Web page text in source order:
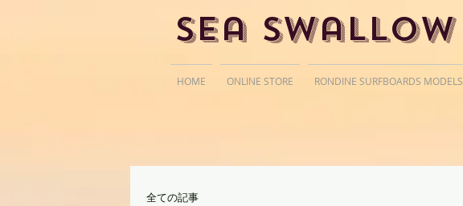
Sea Swallow
全ての記事
HOME ONLINE STORE RONDINE SURFBOARDS MODELS